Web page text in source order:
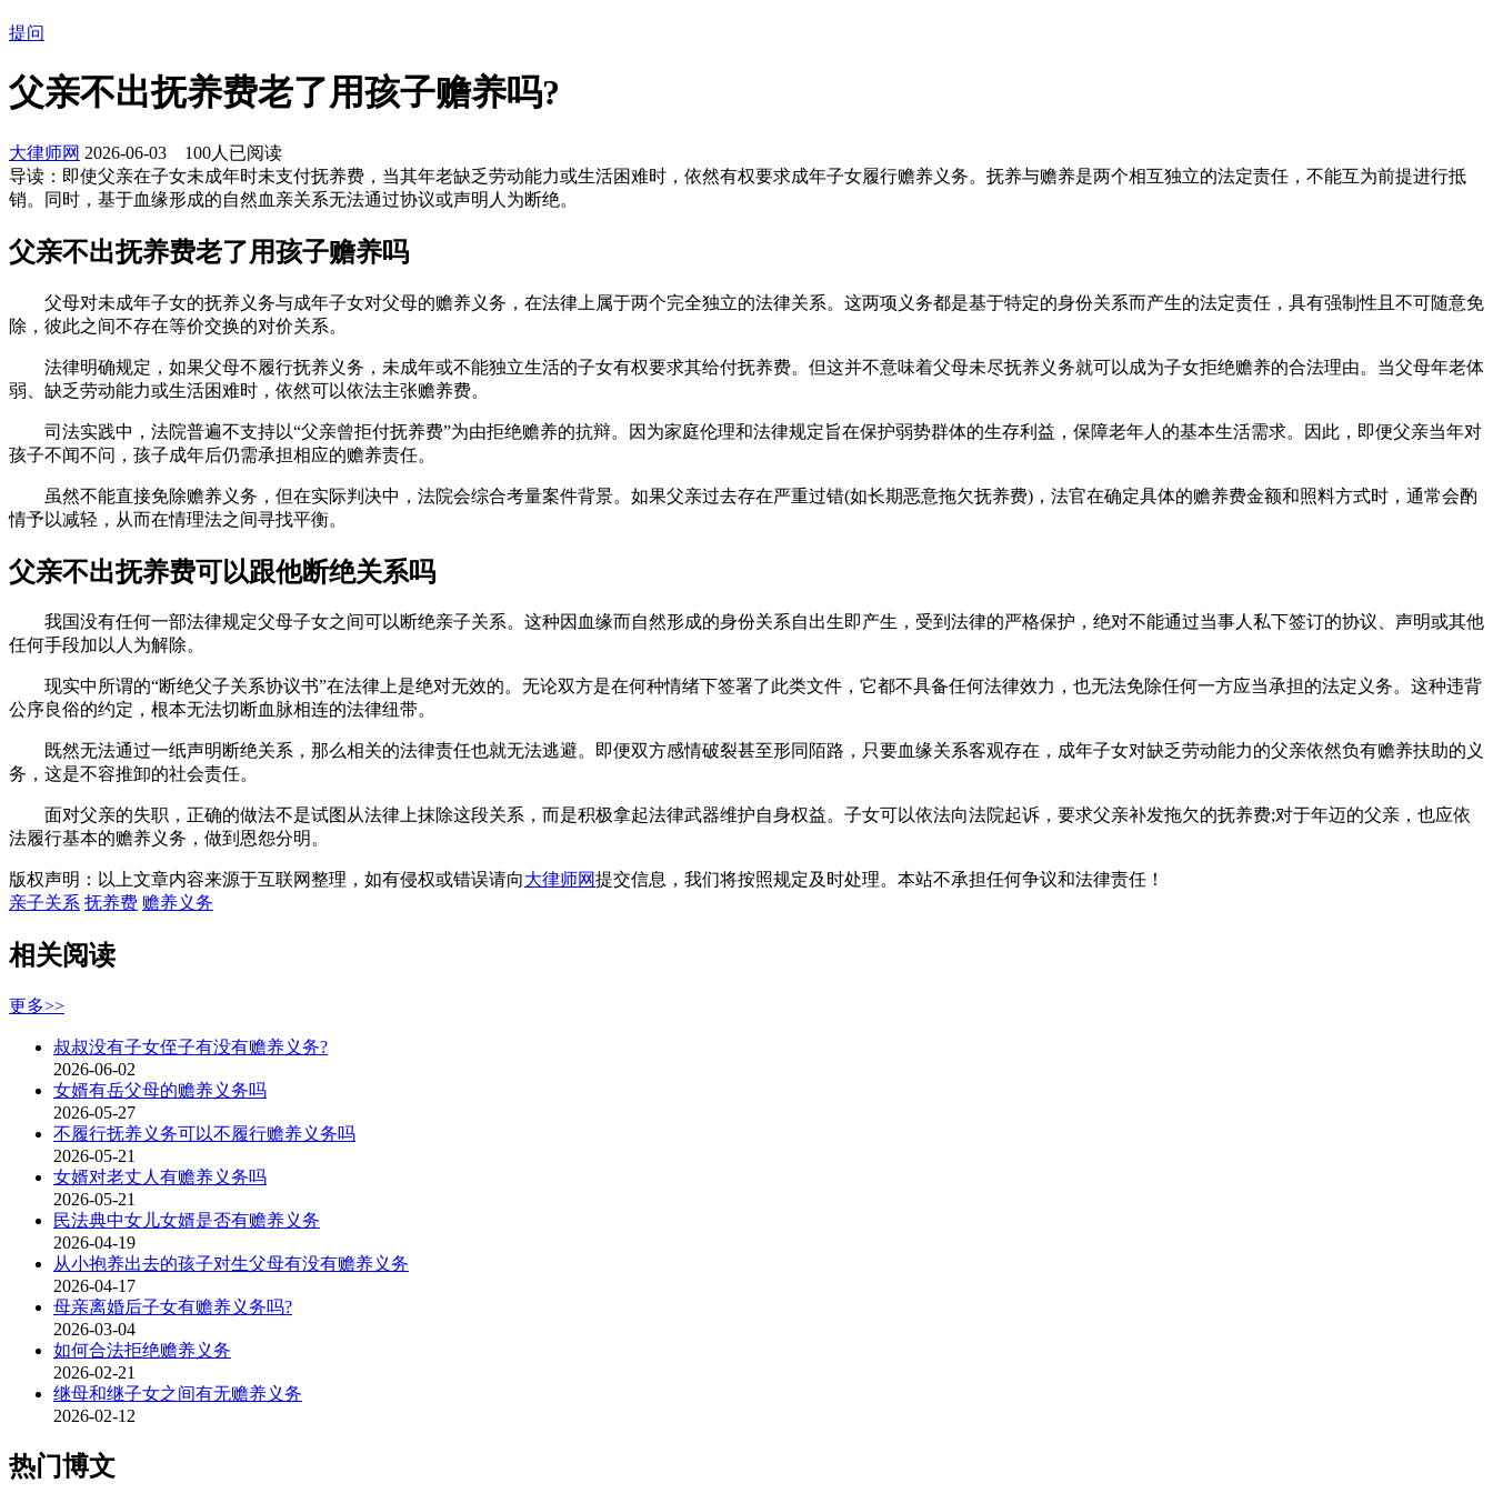
提问
父亲不出抚养费老了用孩子赡养吗?
大律师网 2026-06-03 100人已阅读
导读： 即使父亲在子女未成年时未支付抚养费，当其年老缺乏劳动能力或生活困难时，依然有权要求成年子女履行赡养义务。抚养与赡养是两个相互独立的法定责任，不能互为前提进行抵
销。同时，基于血缘形成的自然血亲关系无法通过协议或声明人为断绝。
父亲不出抚养费老了用孩子赡养吗
父母对未成年子女的抚养义务与成年子女对父母的赡养义务，在法律上属于两个完全独立的法律关系。这两项义务都是基于特定的身份关系而产生的法定责任，具有强制性且不可随意免
除，彼此之间不存在等价交换的对价关系。
法律明确规定，如果父母不履行抚养义务，未成年或不能独立生活的子女有权要求其给付抚养费。但这并不意味着父母未尽抚养义务就可以成为子女拒绝赡养的合法理由。当父母年老体
弱、缺乏劳动能力或生活困难时，依然可以依法主张赡养费。
司法实践中，法院普遍不支持以“父亲曾拒付抚养费”为由拒绝赡养的抗辩。因为家庭伦理和法律规定旨在保护弱势群体的生存利益，保障老年人的基本生活需求。因此，即便父亲当年对
孩子不闻不问，孩子成年后仍需承担相应的赡养责任。
虽然不能直接免除赡养义务，但在实际判决中，法院会综合考量案件背景。如果父亲过去存在严重过错(如长期恶意拖欠抚养费)，法官在确定具体的赡养费金额和照料方式时，通常会酌
情予以减轻，从而在情理法之间寻找平衡。
父亲不出抚养费可以跟他断绝关系吗
我国没有任何一部法律规定父母子女之间可以断绝亲子关系。这种因血缘而自然形成的身份关系自出生即产生，受到法律的严格保护，绝对不能通过当事人私下签订的协议、声明或其他
任何手段加以人为解除。
现实中所谓的“断绝父子关系协议书”在法律上是绝对无效的。无论双方是在何种情绪下签署了此类文件，它都不具备任何法律效力，也无法免除任何一方应当承担的法定义务。这种违背
公序良俗的约定，根本无法切断血脉相连的法律纽带。
既然无法通过一纸声明断绝关系，那么相关的法律责任也就无法逃避。即便双方感情破裂甚至形同陌路，只要血缘关系客观存在，成年子女对缺乏劳动能力的父亲依然负有赡养扶助的义
务，这是不容推卸的社会责任。
面对父亲的失职，正确的做法不是试图从法律上抹除这段关系，而是积极拿起法律武器维护自身权益。子女可以依法向法院起诉，要求父亲补发拖欠的抚养费;对于年迈的父亲，也应依
法履行基本的赡养义务，做到恩怨分明。
版权声明：以上文章内容来源于互联网整理，如有侵权或错误请向大律师网提交信息，我们将按照规定及时处理。本站不承担任何争议和法律责任！
亲子关系 抚养费 赡养义务
相关阅读
更多>>
叔叔没有子女侄子有没有赡养义务?
2026-06-02
女婿有岳父母的赡养义务吗
2026-05-27
不履行抚养义务可以不履行赡养义务吗
2026-05-21
女婿对老丈人有赡养义务吗
2026-05-21
民法典中女儿女婿是否有赡养义务
2026-04-19
从小抱养出去的孩子对生父母有没有赡养义务
2026-04-17
母亲离婚后子女有赡养义务吗?
2026-03-04
如何合法拒绝赡养义务
2026-02-21
继母和继子女之间有无赡养义务
2026-02-12
热门博文